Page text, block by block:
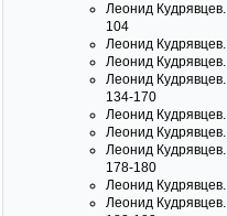
Леонид Кудрявцев.
104
Леонид Кудрявцев.
Леонид Кудрявцев.
Леонид Кудрявцев.
134-170
Леонид Кудрявцев.
Леонид Кудрявцев.
Леонид Кудрявцев.
178-180
Леонид Кудрявцев.
Леонид Кудрявцев.